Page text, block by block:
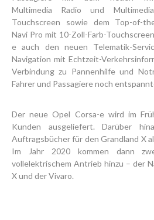
Multimedia Radio und
Touchscreen sowie dem Top-of-
Navi Pro mit 10-Zoll-Farb-
e auch den neuen Telematik-
Navigation mit Echtzeit-
Verbindung zu Pannenhilfe und
Fahrer und Passagiere noch
Der neue Opel Corsa-e wird im
Kunden ausgeliefert. Darüber
Auftragsbücher für den Grandland X
Im Jahr 2020 kommen dann
vollelektrischem Antrieb hinzu – der
X und der Vivaro.